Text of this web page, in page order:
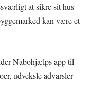
at sikre sit hus
kan være et
Nabohjælps app til
udveksle advarsler